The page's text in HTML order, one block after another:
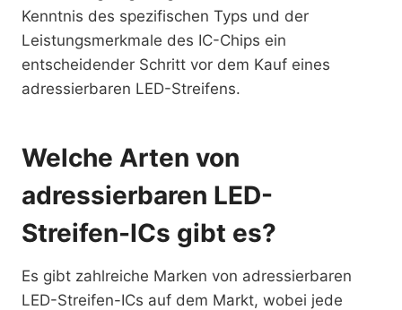
Kenntnis des spezifischen Typs und der
Leistungsmerkmale des IC-Chips ein
entscheidender Schritt vor dem Kauf eines
adressierbaren LED-Streifens.
Welche Arten von
adressierbaren LED-
Streifen-ICs gibt es?
Es gibt zahlreiche Marken von adressierbaren
LED-Streifen-ICs auf dem Markt, wobei jede